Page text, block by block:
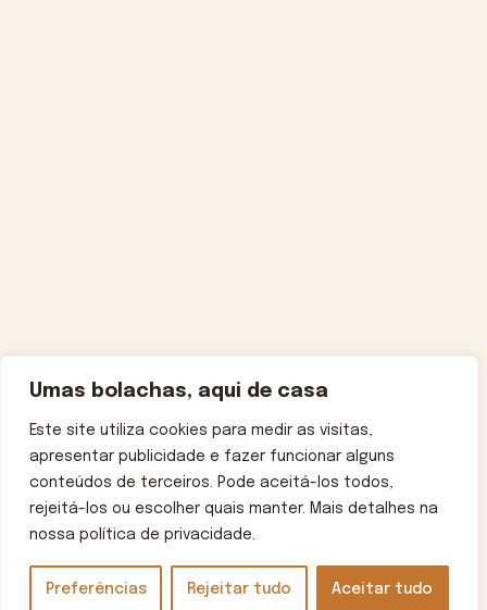
Umas bolachas, aqui de casa
Este site utiliza cookies para medir as visitas,
apresentar publicidade e fazer funcionar alguns
conteúdos de terceiros. Pode aceitá-los todos,
rejeitá-los ou escolher quais manter. Mais detalhes na
nossa política de privacidade.
Preferências Rejeitar tudo Aceitar tudo